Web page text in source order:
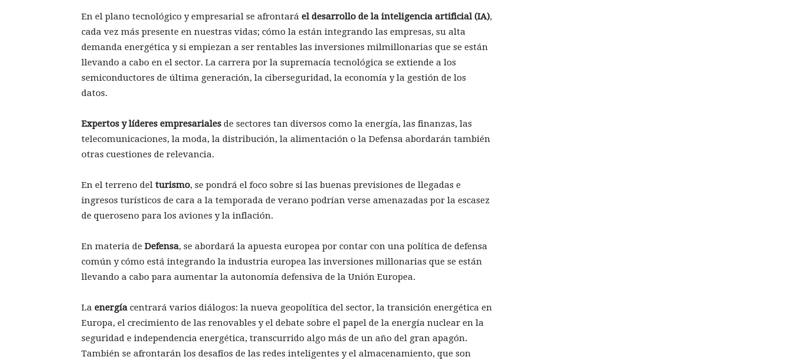
En el plano tecnológico y empresarial se afrontará el desarrollo de la inteligencia artificial (IA),
cada vez más presente en nuestras vidas; cómo la están integrando las empresas, su alta
demanda energética y si empiezan a ser rentables las inversiones milmillonarias que se están
llevando a cabo en el sector. La carrera por la supremacía tecnológica se extiende a los
semiconductores de última generación, la ciberseguridad, la economía y la gestión de los
datos.
Expertos y líderes empresariales de sectores tan diversos como la energía, las finanzas, las
telecomunicaciones, la moda, la distribución, la alimentación o la Defensa abordarán también
otras cuestiones de relevancia.
En el terreno del turismo, se pondrá el foco sobre si las buenas previsiones de llegadas e
ingresos turísticos de cara a la temporada de verano podrían verse amenazadas por la escasez
de queroseno para los aviones y la inflación.
En materia de Defensa, se abordará la apuesta europea por contar con una política de defensa
común y cómo está integrando la industria europea las inversiones millonarias que se están
llevando a cabo para aumentar la autonomía defensiva de la Unión Europea.
La energía centrará varios diálogos: la nueva geopolítica del sector, la transición energética en
Europa, el crecimiento de las renovables y el debate sobre el papel de la energía nuclear en la
seguridad e independencia energética, transcurrido algo más de un año del gran apagón.
También se afrontarán los desafíos de las redes inteligentes y el almacenamiento, que son